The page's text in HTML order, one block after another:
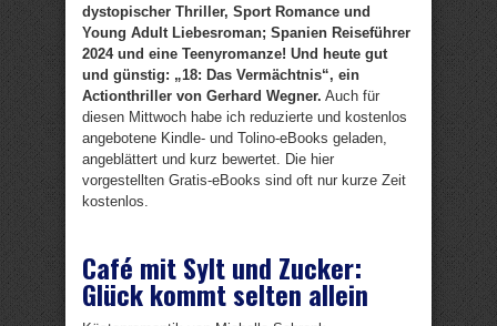
dystopischer Thriller, Sport Romance und
Young Adult Liebesroman; Spanien Reiseführer
2024 und eine Teenyromanze! Und heute gut
und günstig: „18: Das Vermächtnis“, ein
Actionthriller von Gerhard Wegner. Auch für
diesen Mittwoch habe ich reduzierte und kostenlos
angebotene Kindle- und Tolino-eBooks geladen,
angeblättert und kurz bewertet. Die hier
vorgestellten Gratis-eBooks sind oft nur kurze Zeit
kostenlos.
Café mit Sylt und Zucker:
Glück kommt selten allein